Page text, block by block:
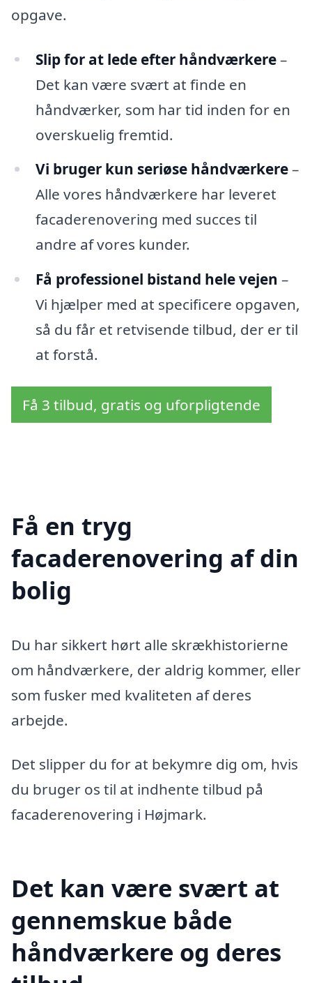
opgave.
Slip for at lede efter håndværkere–
Det kan være svært at finde en
håndværker, som har tid inden for en
overskuelig fremtid.
Vi bruger kun seriøse håndværkere–
Alle vores håndværkere har leveret
facaderenovering med succes til
andre af vores kunder.
Få professionel bistand hele vejen –
Vi hjælper med at specificere opgaven,
så du får et retvisende tilbud, der er til
at forstå.
Få 3 tilbud, gratis og uforpligtende
Få en tryg
facaderenovering af din
bolig
Du har sikkert hørt alle skrækhistorierne
om håndværkere, der aldrig kommer, eller
som fusker med kvaliteten af deres
arbejde.
Det slipper du for at bekymre dig om, hvis
du bruger os til at indhente tilbud på
facaderenovering i Højmark.
Det kan være svært at
gennemskue både
håndværkere og deres